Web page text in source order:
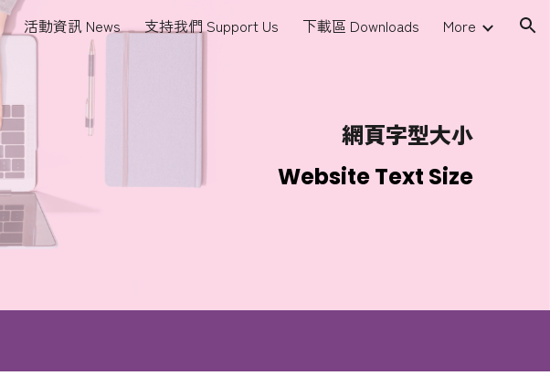
Skip to navigation
活動資訊 News 支持我們 Support Us 下載區 Downloads More
網頁字型大小
Website Text Size